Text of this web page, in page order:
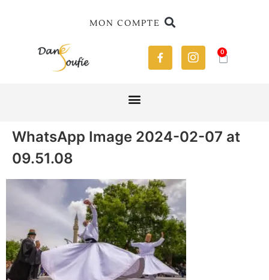
MON COMPTE
0
WhatsApp Image 2024-02-07 at
09.51.08